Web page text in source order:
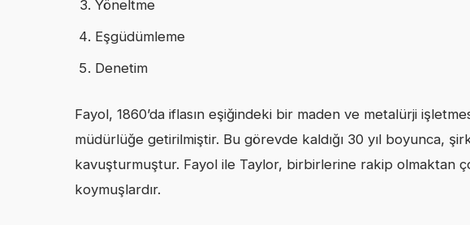
Yöneltme
Eşgüdümleme
Denetim
Fayol, 1860’da iflasın eşiğindeki bir maden ve metalürji
müdürlüğe getirilmiştir. Bu görevde kaldığı 30 yıl boyunca,
kavuşturmuştur. Fayol ile Taylor, birbirlerine rakip olmaktan
koymuşlardır.